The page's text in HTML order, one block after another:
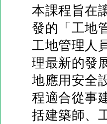
本課程旨在
發的「工地
工地管理人
理最新的發
地應用安全
程適合從事
括建築師、